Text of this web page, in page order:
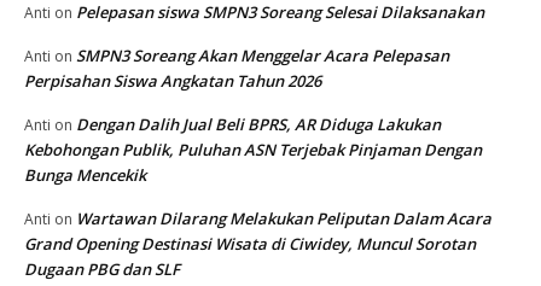
Anti on Pelepasan siswa SMPN3 Soreang Selesai Dilaksanakan
Anti on SMPN3 Soreang Akan Menggelar Acara Pelepasan
Perpisahan Siswa Angkatan Tahun 2026
Anti on Dengan Dalih Jual Beli BPRS, AR Diduga Lakukan
Kebohongan Publik, Puluhan ASN Terjebak Pinjaman Dengan
Bunga Mencekik
Anti on Wartawan Dilarang Melakukan Peliputan Dalam Acara
Grand Opening Destinasi Wisata di Ciwidey, Muncul Sorotan
Dugaan PBG dan SLF